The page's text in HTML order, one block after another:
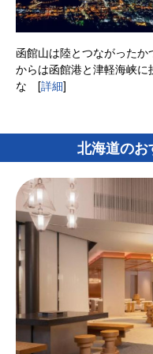
函館山は陸とつながった
からは函館港と津軽海峡
な [詳細]
北海道の